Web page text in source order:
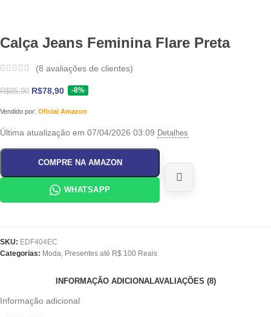
Calça Jeans Feminina Flare Preta
(8 avaliações de clientes)
R$85,90 R$78,90 -8%
Vendido por: Oficial Amazon
Última atualização em 07/04/2026 03:09 Detalhes
COMPRE NA AMAZON
WHATSAPP
SKU: EDF404EC
Categorias: Moda, Presentes até R$ 100 Reais
INFORMAÇÃO ADICIONALAVALIAÇÕES (8)
Informação adicional